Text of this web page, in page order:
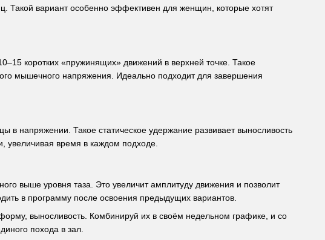
вариант особенно эффективен для женщин, которые хотят
коротких «пружинящих» движений в верхней точке. Такое
мышечного напряжения. Идеально подходит для завершения
в напряжении. Такое статическое удержание развивает выносливость
увеличивая время в каждом подходе.
выше уровня таза. Это увеличит амплитуду движения и позволит
в программу после освоения предыдущих вариантов.
выносливость. Комбинируй их в своём недельном графике, и со
похода в зал.